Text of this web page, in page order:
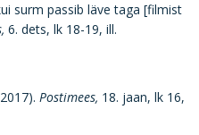
surm passib läve taga [filmist
6. dets, lk 18-19, ill.
Postimees, 18. jaan, lk 16,